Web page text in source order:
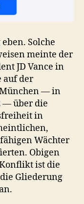
Solche
meinte der
JD Vance in
auf der
— in
— über die
in
Wächter
Obigen
ist die
Gliederung